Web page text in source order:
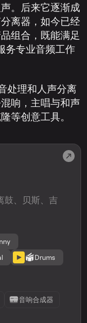
。后来它逐渐成
离器，如今已经
组合，既能满足
务专业音频工作
处理和人声分离
响，主唱与和声
等创意工具。
鼓、贝斯、吉
Drums
音响合成器